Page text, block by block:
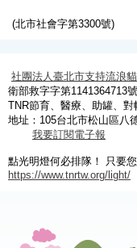
(北市社會字第3300號)
社團法人臺北市支持流浪
衛部救字字第1141364713
TNR節育、醫療、助罐、
地址：105台北市松山區八
我要訂閱電子報
點光明燈何必排隊！ 只要
https://www.tnrtw.org/light/